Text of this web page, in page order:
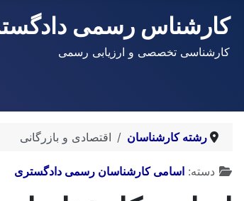
کارشناس رسمی
کارشناسی تخصصی و ارزیابی رسمی
رشته کارشناسان اقتصادی و بازرگانی
توضیحات
دسته: اسامی کارشناسان رسمی دادگستری